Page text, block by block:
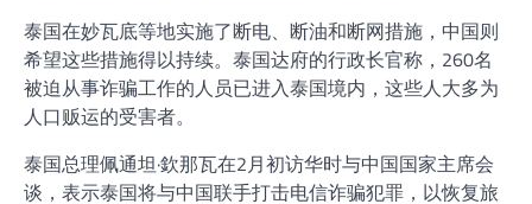
泰国在妙瓦底等地实施了断电、断油和断网措施，中国则
希望这些措施得以持续。泰国达府的行政长官称，260名
被迫从事诈骗工作的人员已进入泰国境内，这些人大多为
人口贩运的受害者。
泰国总理佩通坦·欽那瓦在2月初访华时与中国国家主席会
谈，表示泰国将与中国联手打击电信诈骗犯罪，以恢复旅